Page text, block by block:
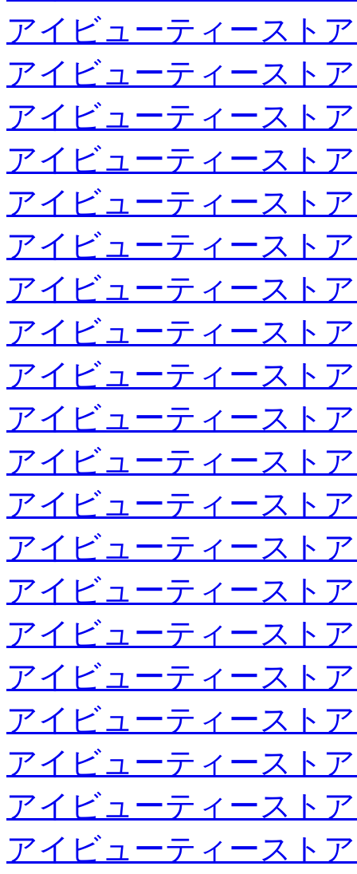
アイビューティースト
アイビューティースト
アイビューティースト
アイビューティースト
アイビューティースト
アイビューティースト
アイビューティースト
アイビューティースト
アイビューティースト
アイビューティースト
アイビューティースト
アイビューティースト
アイビューティースト
アイビューティースト
アイビューティースト
アイビューティースト
アイビューティースト
アイビューティースト
アイビューティースト
アイビューティースト